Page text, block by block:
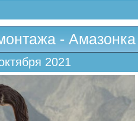
- Амазонка
2021